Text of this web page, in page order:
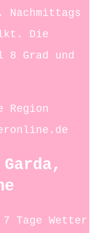
Die
Grad und
Region
Tage Wetter